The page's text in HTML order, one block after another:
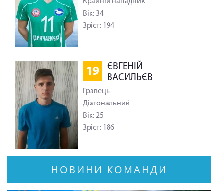
Вік: 34
Зріст: 194
19
ЄВГЕНІЙ
ВАСИЛЬЄВ
Гравець
Діагональний
Вік: 25
Зріст: 186
НОВИНИ КОМАНДИ